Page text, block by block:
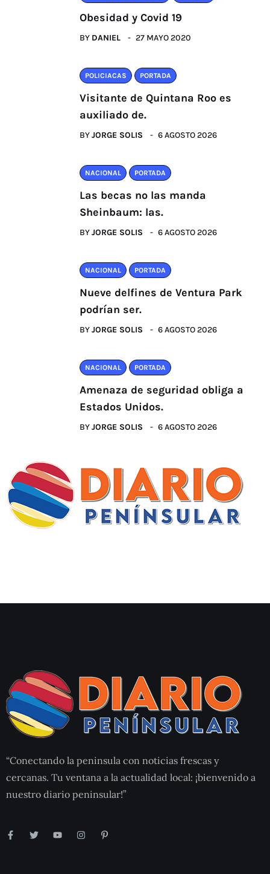
Obesidad y Covid 19
BY DANIEL 27 MAYO 2020
POLICIACAS PORTADA
Visitante de Quintana Roo es
auxiliado de.
BYJORGE SOLIS 6 AGOSTO 2026
NACIONAL PORTADA
Las becas no las manda
Sheinbaum: las.
BYJORGE SOLIS 6 AGOSTO 2026
NACIONAL PORTADA
Nueve delfines de Ventura Park
podrían ser.
BYJORGE SOLIS 6 AGOSTO 2026
NACIONAL PORTADA
Amenaza de seguridad obliga a
Estados Unidos.
BYJORGE SOLIS 6 AGOSTO 2026
“Conectando la peninsula con noticias frescas y
cercanas. Tu ventana a la actualidad local: ¡bienvenido a
nuestro diario peninsular!”